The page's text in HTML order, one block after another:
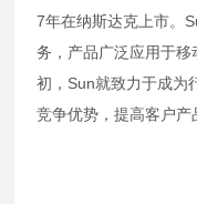
7年在纳斯达克上市。
务，产品广泛应用于
初，Sun就致力于成为
竞争优势，提高客户产